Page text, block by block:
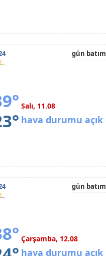
gün
Salı, 11.08
hava durumu açık
gün
Çarşamba, 12.08
hava durumu açık